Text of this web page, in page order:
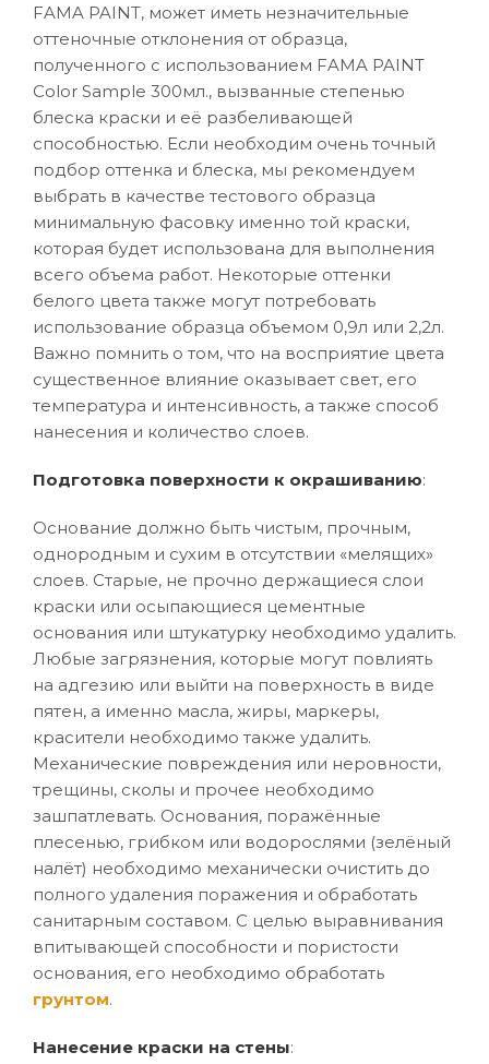
FAMA PAINT, может иметь незначительные
оттеночные отклонения от образца,
полученного с использованием FAMA PAINT
Color Sample 300мл., вызванные степенью
блеска краски и её разбеливающей
способностью. Если необходим очень точный
подбор оттенка и блеска, мы рекомендуем
выбрать в качестве тестового образца
минимальную фасовку именно той краски,
которая будет использована для выполнения
всего объема работ. Некоторые оттенки
белого цвета также могут потребовать
использование образца объемом 0,9л или 2,2л.
Важно помнить о том, что на восприятие цвета
существенное влияние оказывает свет, его
температура и интенсивность, а также способ
нанесения и количество слоев.
Подготовка поверхности к окрашиванию:
Основание должно быть чистым, прочным,
однородным и сухим в отсутствии «мелящих»
слоев. Старые, не прочно держащиеся слои
краски или осыпающиеся цементные
основания или штукатурку необходимо удалить.
Любые загрязнения, которые могут повлиять
на адгезию или выйти на поверхность в виде
пятен, а именно масла, жиры, маркеры,
красители необходимо также удалить.
Механические повреждения или неровности,
трещины, сколы и прочее необходимо
зашпатлевать. Основания, поражённые
плесенью, грибком или водорослями (зелёный
налёт) необходимо механически очистить до
полного удаления поражения и обработать
санитарным составом. С целью выравнивания
впитывающей способности и пористости
основания, его необходимо обработать
грунтом.
Нанесение краски на стены: